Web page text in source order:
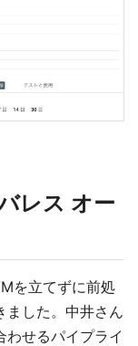
レス オー
を立てずに前処
ました。中井さん
せるパイプライ